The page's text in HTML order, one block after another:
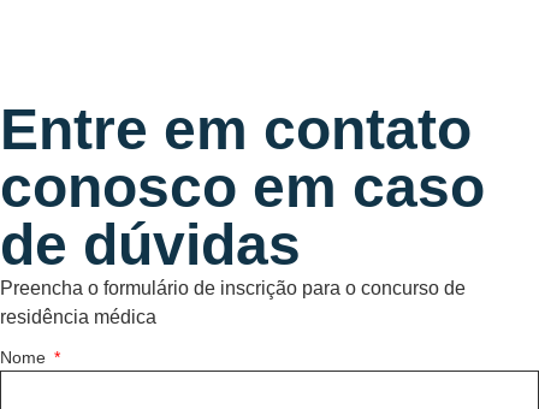
Entre em contato
conosco em caso
de dúvidas
Preencha o formulário de inscrição para o concurso de
residência médica
Nome